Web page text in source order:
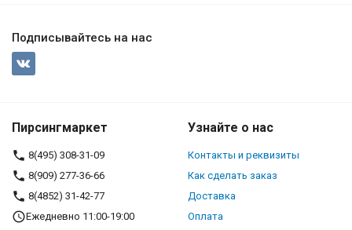
Подписывайтесь на нас
Пирсингмаркет
8(495) 308-31-09
8(909) 277-36-66
8(4852) 31-42-77
Ежедневно 11:00-19:00
Узнайте о нас
Контакты и реквизиты
Как сделать заказ
Доставка
Оплата